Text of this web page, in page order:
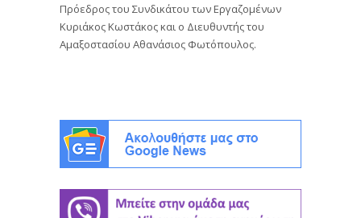
Πρόεδρος του Συνδικάτου των Εργαζομένων
Κυριάκος Κωστάκος και ο Διευθυντής του
Αμαξοστασίου Αθανάσιος Φωτόπουλος.